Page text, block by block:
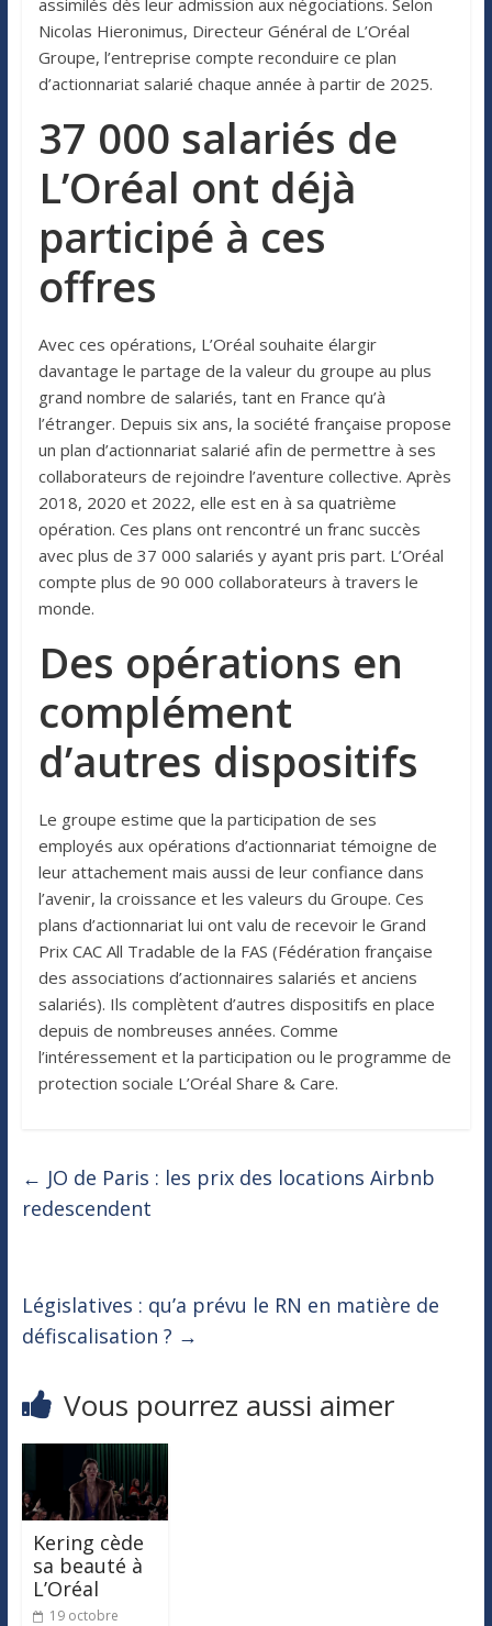
Nicolas Hieronimus, Directeur Général de L’Oréal
Groupe, l’entreprise compte reconduire ce plan
d’actionnariat salarié chaque année à partir de 2025.
37 000 salariés de
L’Oréal ont déjà
participé à ces
offres
Avec ces opérations, L’Oréal souhaite élargir
davantage le partage de la valeur du groupe au plus
grand nombre de salariés, tant en France qu’à
l’étranger. Depuis six ans, la société française propose
un plan d’actionnariat salarié afin de permettre à ses
collaborateurs de rejoindre l’aventure collective. Après
2018, 2020 et 2022, elle est en à sa quatrième
opération. Ces plans ont rencontré un franc succès
avec plus de 37 000 salariés y ayant pris part. L’Oréal
compte plus de 90 000 collaborateurs à travers le
monde.
Des opérations en
complément
d’autres dispositifs
Le groupe estime que la participation de ses
employés aux opérations d’actionnariat témoigne de
leur attachement mais aussi de leur confiance dans
l’avenir, la croissance et les valeurs du Groupe. Ces
plans d’actionnariat lui ont valu de recevoir le Grand
Prix CAC All Tradable de la FAS (Fédération française
des associations d’actionnaires salariés et anciens
salariés). Ils complètent d’autres dispositifs en place
depuis de nombreuses années. Comme
l’intéressement et la participation ou le programme de
protection sociale L’Oréal Share & Care.
← JO de Paris : les prix des locations Airbnb
redescendent
Législatives : qu’a prévu le RN en matière de
défiscalisation ? →
Vous pourrez aussi aimer
Kering cède
sa beauté à
L’Oréal
19 octobre